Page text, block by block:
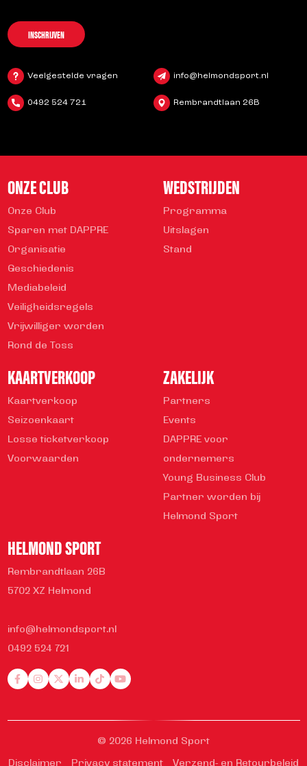
INSCHRIJVEN
Veelgestelde vragen info@helmondsport.nl
0492 524 721 Rembrandtlaan 26B
ONZE CLUB
Onze Club
Sparen met DAPPRE
Organisatie
Geschiedenis
Mediabeleid
Veiligheidsregels
Vrijwilliger worden
Rond de Toss
WEDSTRIJDEN
Programma
Uitslagen
Stand
KAARTVERKOOP
Kaartverkoop
Seizoenkaart
Losse ticketverkoop
Voorwaarden
ZAKELIJK
Partners
Events
DAPPRE voor
ondernemers
Young Business Club
Partner worden bij
Helmond Sport
HELMOND SPORT
Rembrandtlaan 26B
5702 XZ Helmond
info@helmondsport.nl
0492 524 721
© 2026 Helmond Sport
Disclaimer Privacy statement Verzend- en Retourbeleid